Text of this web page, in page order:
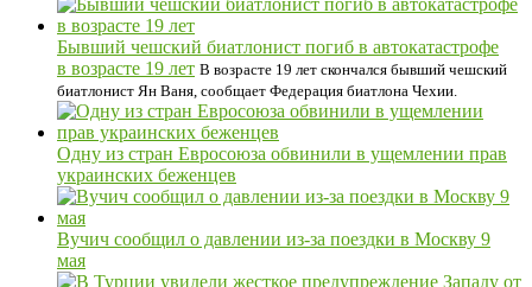
Бывший чешский биатлонист погиб в автокатастрофе
в возрасте 19 лет В возрасте 19 лет скончался бывший чешский
биатлонист Ян Ваня, сообщает Федерация биатлона Чехии.
Одну из стран Евросоюза обвинили в ущемлении прав
украинских беженцев
Вучич сообщил о давлении из-за поездки в Москву 9
мая